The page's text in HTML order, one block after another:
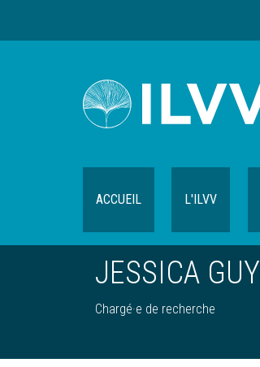
ACCUEIL L'ILVV
JESSICA
Chargé·e de recherche